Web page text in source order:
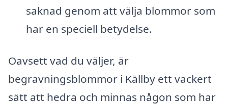
saknad genom att välja blommor som
har en speciell betydelse.
Oavsett vad du väljer, är
begravningsblommor i Källby ett vackert
sätt att hedra och minnas någon som har